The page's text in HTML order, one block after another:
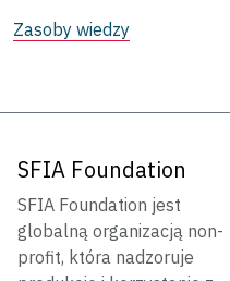
Zasoby wiedzy
SFIA Foundation
SFIA Foundation jest
globalną organizacją non-
profit, która nadzoruje